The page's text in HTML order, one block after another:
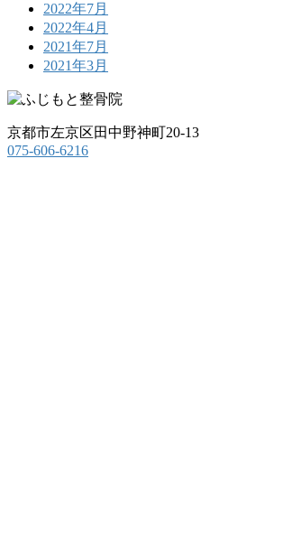
2022年7月
2022年4月
2021年7月
2021年3月
京都市左京区田中野神町20-13
075-606-6216